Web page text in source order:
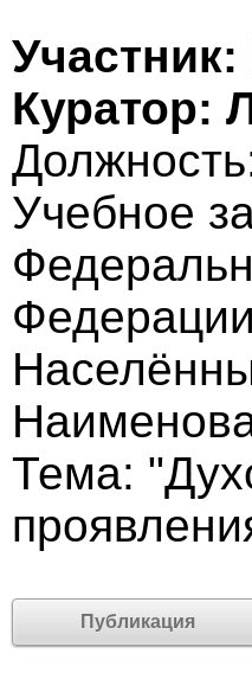
Куратор:
Учебное
Тема:
Публикация